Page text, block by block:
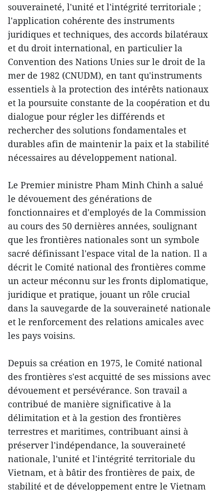
souveraineté, l'unité et l'intégrité territoriale ;
l'application cohérente des instruments
juridiques et techniques, des accords bilatéraux
et du droit international, en particulier la
Convention des Nations Unies sur le droit de la
mer de 1982 (CNUDM), en tant qu'instruments
essentiels à la protection des intérêts nationaux
et la poursuite constante de la coopération et du
dialogue pour régler les différends et
rechercher des solutions fondamentales et
durables afin de maintenir la paix et la stabilité
nécessaires au développement national.
Le Premier ministre Pham Minh Chinh a salué
le dévouement des générations de
fonctionnaires et d'employés de la Commission
au cours des 50 dernières années, soulignant
que les frontières nationales sont un symbole
sacré définissant l'espace vital de la nation. Il a
décrit le Comité national des frontières comme
un acteur méconnu sur les fronts diplomatique,
juridique et pratique, jouant un rôle crucial
dans la sauvegarde de la souveraineté nationale
et le renforcement des relations amicales avec
les pays voisins.
Depuis sa création en 1975, le Comité national
des frontières s'est acquitté de ses missions avec
dévouement et persévérance. Son travail a
contribué de manière significative à la
délimitation et à la gestion des frontières
terrestres et maritimes, contribuant ainsi à
préserver l'indépendance, la souveraineté
nationale, l'unité et l'intégrité territoriale du
Vietnam, et à bâtir des frontières de paix, de
stabilité et de développement entre le Vietnam